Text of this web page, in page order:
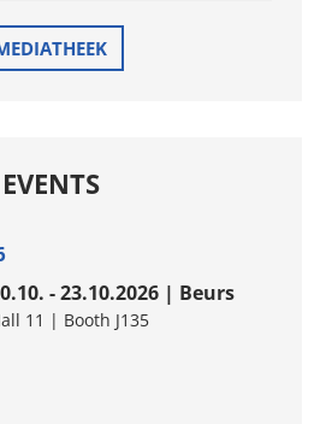
- 23.10.2026 | Beurs
11 | Booth J135